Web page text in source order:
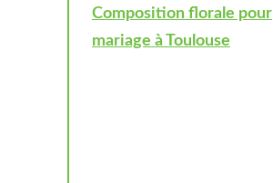
Composition florale pour
mariage à Toulouse